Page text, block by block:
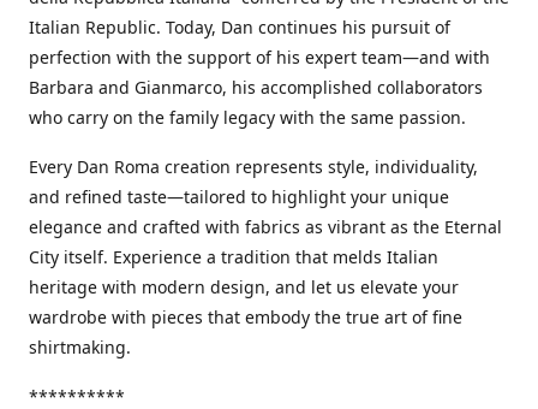
Italian Republic. Today, Dan continues his pursuit of
perfection with the support of his expert team—and with
Barbara and Gianmarco, his accomplished collaborators
who carry on the family legacy with the same passion.
Every Dan Roma creation represents style, individuality,
and refined taste—tailored to highlight your unique
elegance and crafted with fabrics as vibrant as the Eternal
City itself. Experience a tradition that melds Italian
heritage with modern design, and let us elevate your
wardrobe with pieces that embody the true art of fine
shirtmaking.
**********